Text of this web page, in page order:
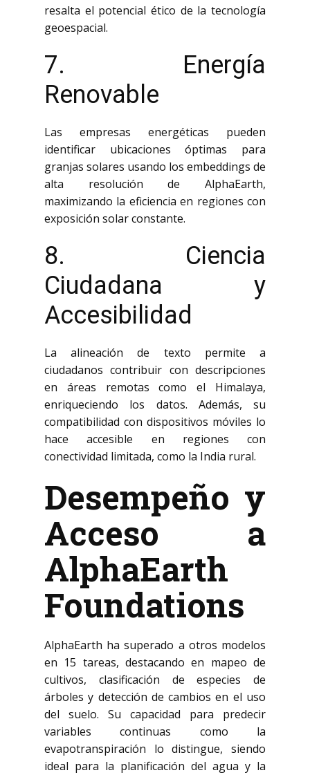
resalta el potencial ético de la tecnología
geoespacial.
7. Energía
Renovable
Las empresas energéticas pueden
identificar ubicaciones óptimas para
granjas solares usando los embeddings de
alta resolución de AlphaEarth,
maximizando la eficiencia en regiones con
exposición solar constante.
8. Ciencia
Ciudadana y
Accesibilidad
La alineación de texto permite a
ciudadanos contribuir con descripciones
en áreas remotas como el Himalaya,
enriqueciendo los datos. Además, su
compatibilidad con dispositivos móviles lo
hace accesible en regiones con
conectividad limitada, como la India rural.
Desempeño y
Acceso a
AlphaEarth
Foundations
AlphaEarth ha superado a otros modelos
en 15 tareas, destacando en mapeo de
cultivos, clasificación de especies de
árboles y detección de cambios en el uso
del suelo. Su capacidad para predecir
variables continuas como la
evapotranspiración lo distingue, siendo
ideal para la planificación del agua y la